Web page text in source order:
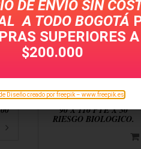
BOLSA PARA BASURA
90 X 110 PTE X 50
RIESGO BIOLOGICO.
DE ENVÍO SIN
A TODO BOGOTÁ
SUPERIORES A
$200.000
Diseño creado por freepik – www.freepik.es